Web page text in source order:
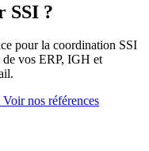
SSI ?
pour la coordination SSI
vos ERP, IGH et
Voir nos références